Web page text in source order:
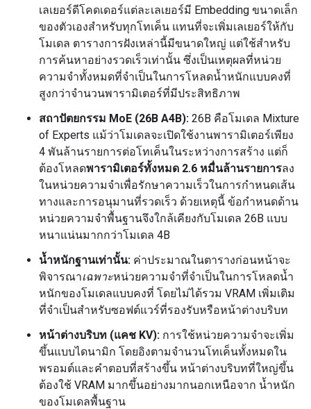
เลเยอร์ดีโคดเดอร์แต่ละเลเยอร์มี Embedding ขนาดเล็ก
ของตัวเองสำหรับทุกโทเค็น แทนที่จะเพิ่มเลเยอร์ให้กับ
โมเดล ตารางการฝังเหล่านี้มีขนาดใหญ่ แต่ใช้สำหรับ
การค้นหาอย่างรวดเร็วเท่านั้น ซึ่งเป็นเหตุผลที่หน่วย
ความจำทั้งหมดที่จำเป็นในการโหลดน้ำหนักแบบคงที่
สูงกว่าจำนวนพารามิเตอร์ที่มีประสิทธิภาพ
สถาปัตยกรรม MoE (26B A4B): 26B คือโมเดล Mixture
of Experts แม้ว่าโมเดลจะเปิดใช้งานพารามิเตอร์เพียง
4 พันล้านรายการต่อโทเค็นในระหว่างการสร้าง แต่ก็
ต้องโหลดพารามิเตอร์ทั้งหมด 2.6 หมื่นล้านรายการลง
ในหน่วยความจำเพื่อรักษาความเร็วในการกำหนดเส้น
ทางและการอนุมานที่รวดเร็ว ด้วยเหตุนี้ ข้อกำหนดด้าน
หน่วยความจำพื้นฐานจึงใกล้เคียงกับโมเดล 26B แบบ
หนาแน่นมากกว่าโมเดล 4B
น้ำหนักฐานเท่านั้น: ค่าประมาณในตารางก่อนหน้าจะ
พิจารณาเฉพาะหน่วยความจำที่จำเป็นในการโหลดน้ำ
หนักของโมเดลแบบคงที่ โดยไม่ได้รวม VRAM เพิ่มเติม
ที่จำเป็นสำหรับซอฟต์แวร์ที่รองรับหรือหน้าต่างบริบท
หน้าต่างบริบท (แคช KV): การใช้หน่วยความจำจะเพิ่ม
ขึ้นแบบไดนามิก โดยอิงตามจำนวนโทเค็นทั้งหมดใน
พรอมต์และคำตอบที่สร้างขึ้น หน้าต่างบริบทที่ใหญ่ขึ้น
ต้องใช้ VRAM มากขึ้นอย่างมากนอกเหนือจาก น้ำหนัก
ของโมเดลพื้นฐาน